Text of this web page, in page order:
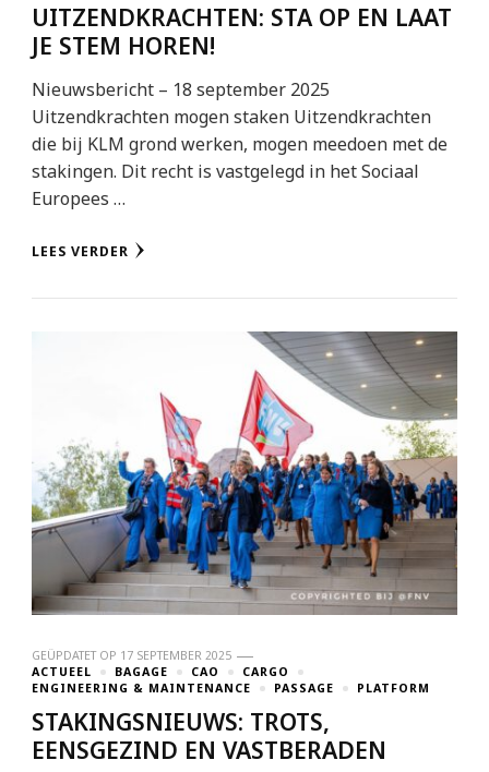
UITZENDKRACHTEN: STA OP EN LAAT
JE STEM HOREN!
Nieuwsbericht – 18 september 2025
Uitzendkrachten mogen staken Uitzendkrachten
die bij KLM grond werken, mogen meedoen met de
stakingen. Dit recht is vastgelegd in het Sociaal
Europees …
LEES VERDER
GEÜPDATET OP 17 SEPTEMBER 2025
ACTUEEL
BAGAGE CAO
CARGO
ENGINEERING & MAINTENANCE
PASSAGE PLATFORM
STAKINGSNIEUWS: TROTS,
EENSGEZIND EN VASTBERADEN